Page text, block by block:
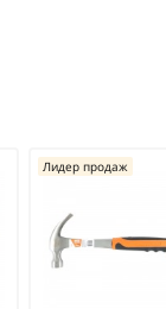
Лидер продаж